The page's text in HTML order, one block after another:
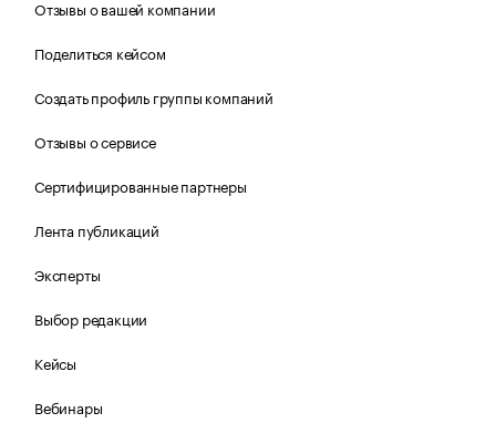
Отзывы о вашей компании
Поделиться кейсом
Создать профиль группы компаний
Отзывы о сервисе
Сертифицированные партнеры
Лента публикаций
Эксперты
Выбор редакции
Кейсы
Вебинары